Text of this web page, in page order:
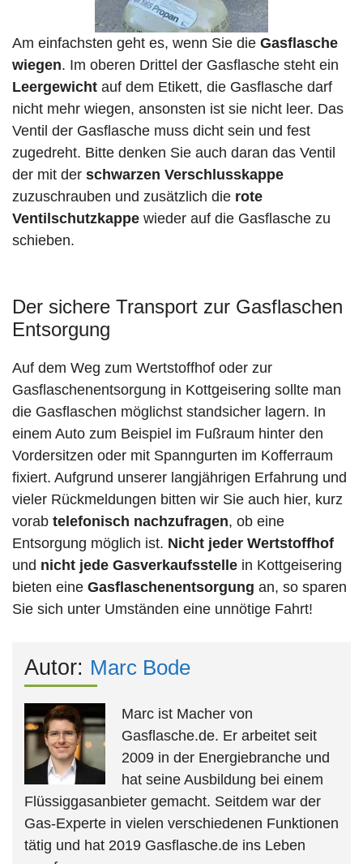
Am einfachsten geht es, wenn Sie die Gasflasche
wiegen. Im oberen Drittel der Gasflasche steht ein
Leergewicht auf dem Etikett, die Gasflasche darf
nicht mehr wiegen, ansonsten ist sie nicht leer. Das
Ventil der Gasflasche muss dicht sein und fest
zugedreht. Bitte denken Sie auch daran das Ventil
der mit der schwarzen Verschlusskappe
zuzuschrauben und zusätzlich die rote
Ventilschutzkappe wieder auf die Gasflasche zu
schieben.
Der sichere Transport zur Gasflaschen
Entsorgung
Auf dem Weg zum Wertstoffhof oder zur
Gasflaschenentsorgung in Kottgeisering sollte man
die Gasflaschen möglichst standsicher lagern. In
einem Auto zum Beispiel im Fußraum hinter den
Vordersitzen oder mit Spanngurten im Kofferraum
fixiert. Aufgrund unserer langjährigen Erfahrung und
vieler Rückmeldungen bitten wir Sie auch hier, kurz
vorab telefonisch nachzufragen, ob eine
Entsorgung möglich ist. Nicht jeder Wertstoffhof
und nicht jede Gasverkaufsstelle in Kottgeisering
bieten eine Gasflaschenentsorgung an, so sparen
Sie sich unter Umständen eine unnötige Fahrt!
Autor: Marc Bode
Marc ist Macher von
Gasflasche.de. Er arbeitet seit
2009 in der Energiebranche und
hat seine Ausbildung bei einem
Flüssiggasanbieter gemacht. Seitdem war der
Gas-Experte in vielen verschiedenen Funktionen
tätig und hat 2019 Gasflasche.de ins Leben